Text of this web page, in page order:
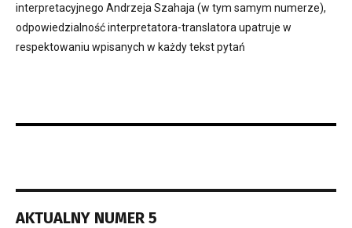
interpretacyjnego Andrzeja Szahaja (w tym samym numerze),
odpowiedzialność interpretatora-translatora upatruje w
respektowaniu wpisanych w każdy tekst pytań
AKTUALNY NUMER 5